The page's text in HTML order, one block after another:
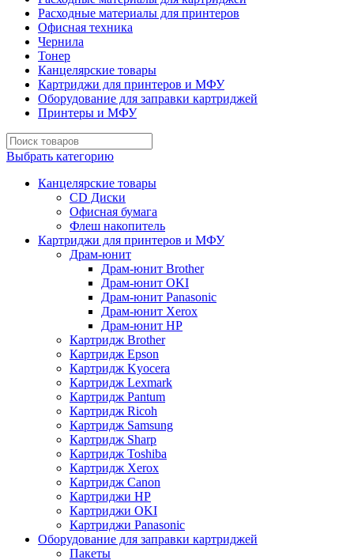
Расходные материалы для принтеров
Офисная техника
Чернила
Тонер
Канцелярские товары
Картриджи для принтеров и МФУ
Оборудование для заправки картриджей
Принтеры и МФУ
Выбрать категорию
Канцелярские товары
CD Диски
Офисная бумага
Флеш накопитель
Картриджи для принтеров и МФУ
Драм-юнит
Драм-юнит Brother
Драм-юнит OKI
Драм-юнит Panasonic
Драм-юнит Xerox
Драм-юнит НР
Картридж Brother
Картридж Epson
Картридж Kyocera
Картридж Lexmark
Картридж Pantum
Картридж Ricoh
Картридж Samsung
Картридж Sharp
Картридж Toshiba
Картридж Xerox
Картридж Сanon
Картриджи HP
Картриджи OKI
Картриджи Panasonic
Оборудование для заправки картриджей
Пакеты